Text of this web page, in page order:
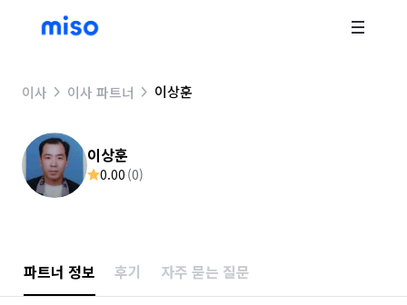
이사 이사 파트너 이상훈
이상훈
0.00 (0)
파트너 정보 후기 자주 묻는 질문